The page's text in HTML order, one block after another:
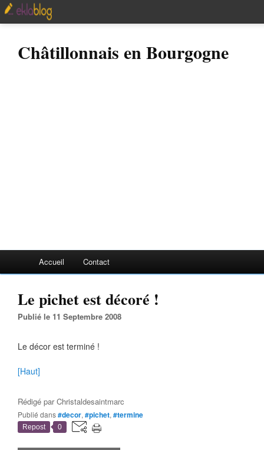
Châtillonnais en Bourgogne
Accueil Contact
Le pichet est décoré !
Publié le 11 Septembre 2008
Le décor est terminé !
[Haut]
Rédigé parChristaldesaintmarc
Publié dans#decor, #pichet, #termine
Repost 0